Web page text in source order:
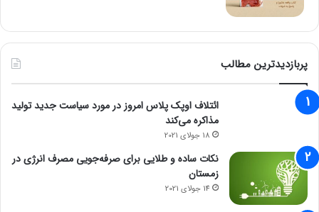
حتما بخوانید :بالا رفتن سود سپرده دردسر ساز شد/ سازمان
بازرسی هم به بانک‌ها هشدار داد
مجله خبری mydtc
پربازدیدترین مطالب
ائتلاف اوپک پلاس امروز در مورد سیاست جدید تولید
مذاکره می‌کند
18 جولای 2021
نکات ساده و طلایی برای صرفه‌جویی مصرف انرژی در
زمستان
14 جولای 2021